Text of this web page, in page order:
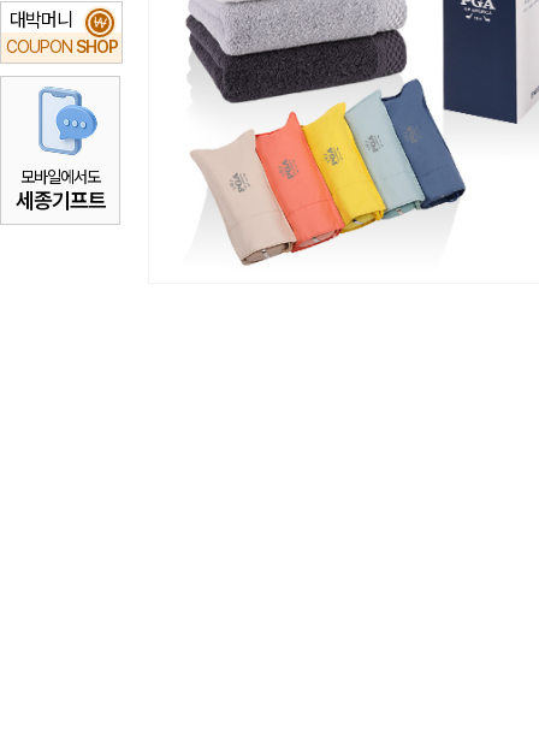
대박머니
COUPON SHOP
₩
모바일에서도
세종기프트